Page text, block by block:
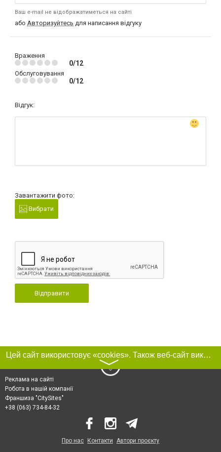
Ваш e-mail не відображатиметься на сайті
або Авторизуйтесь для написання відгуку
Враження
0/12
Обслуговування
0/12
Відгук:
Завантажити фото:
Вибрати
Відправити
Цей сайт використовує «cookies». Також веб-сайт використовує інтернет-сервіс для збору технічних даних стосовно відвідувачів з метою отримання маркетингової та статистичної інформації. Умови обробки даних відвідувачів сайту див.
〉
Реклама на сайті
Робота в нашій компанії
Франшиза "CitySites"
+38 (063) 734-84-32
Про нас Контакти Автори проєкту